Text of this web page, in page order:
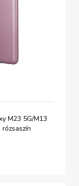
M23 5G/M13